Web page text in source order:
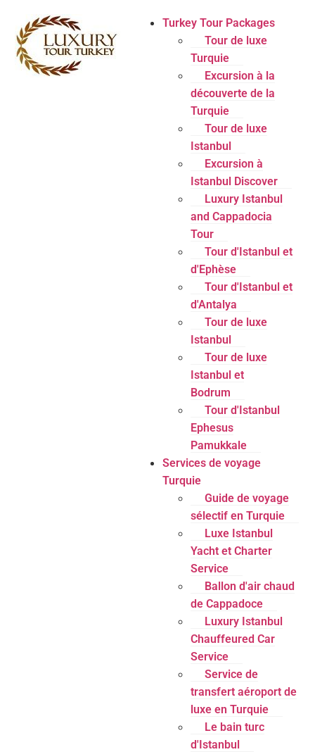
Turkey Tour Packages
Tour de luxe
Turquie
Excursion à la
découverte de la
Turquie
Tour de luxe
Istanbul
Excursion à
Istanbul Discover
Luxury Istanbul
and Cappadocia
Tour
Tour d'Istanbul et
d'Ephèse
Tour d'Istanbul et
d'Antalya
Tour de luxe
Istanbul
Tour de luxe
Istanbul et
Bodrum
Tour d'Istanbul
Ephesus
Pamukkale
Services de voyage
Turquie
Guide de voyage
sélectif en Turquie
Luxe Istanbul
Yacht et Charter
Service
Ballon d'air chaud
de Cappadoce
Luxury Istanbul
Chauffeured Car
Service
Service de
transfert aéroport de
luxe en Turquie
Le bain turc
d'Istanbul